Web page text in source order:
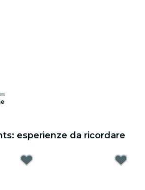
esperienze da ricordare